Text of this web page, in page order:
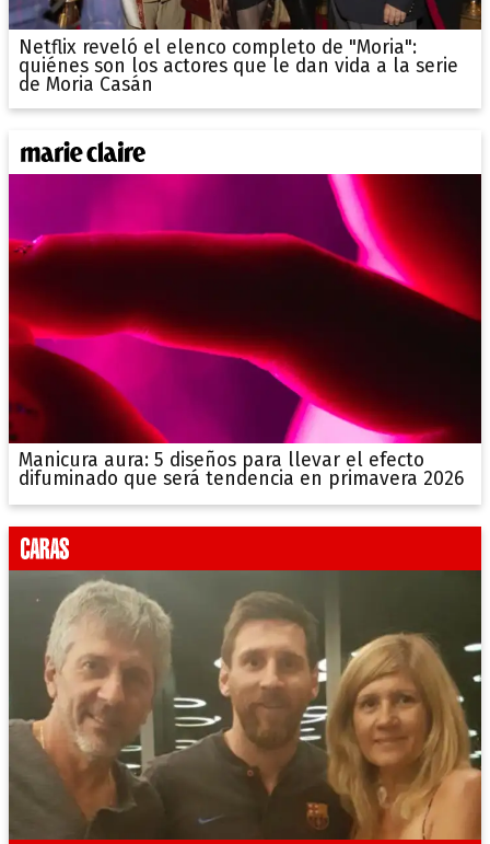
Netflix reveló el elenco completo de "Moria":
quiénes son los actores que le dan vida a la serie
de Moria Casán
Manicura aura: 5 diseños para llevar el efecto
difuminado que será tendencia en primavera 2026